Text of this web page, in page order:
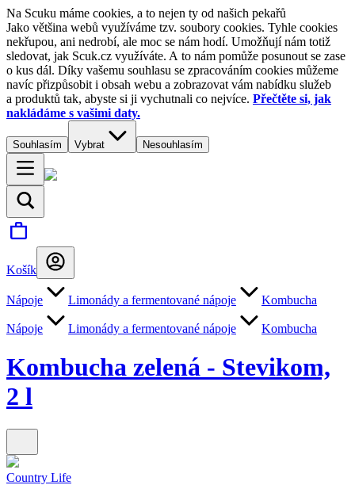
Na Scuku máme cookies, a to nejen ty od našich pekařů
Jako většina webů využíváme tzv. soubory cookies. Tyhle cookies
nekřupou, ani nedrobí, ale moc se nám hodí. Umožňují nám totiž
sledovat, jak Scuk.cz využíváte. A to nám pomůže posunout se zase
o kus dál. Díky vašemu souhlasu se zpracováním cookies můžeme
navíc přizpůsobit i obsah webu a zobrazovat vám nabídku služeb
a produktů tak, abyste si ji vychutnali co nejvíce. Přečtěte si, jak
nakládáme s vašimi daty.
Souhlasím Vybrat Nesouhlasím
Košík
Nápoje Limonády a fermentované nápoje Kombucha
Nápoje Limonády a fermentované nápoje Kombucha
Kombucha zelená - Stevikom,
2 l
Country Life